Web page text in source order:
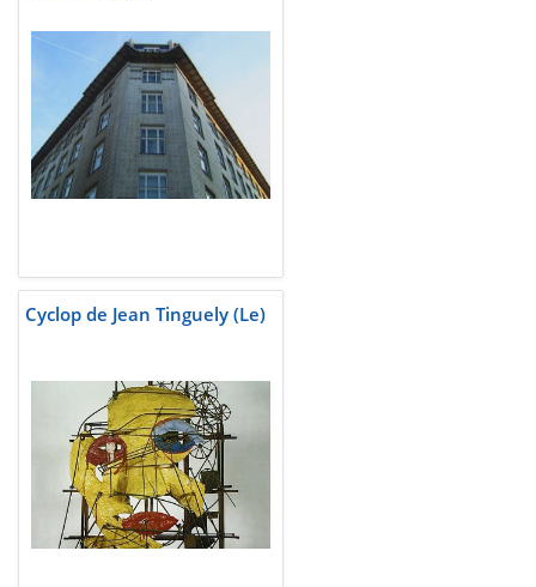
Cyclop de Jean Tinguely (Le)